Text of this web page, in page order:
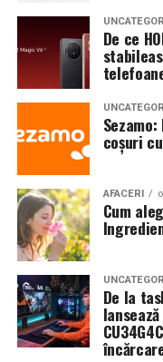
De ce
coșuri
AFACERI
Cum
De la